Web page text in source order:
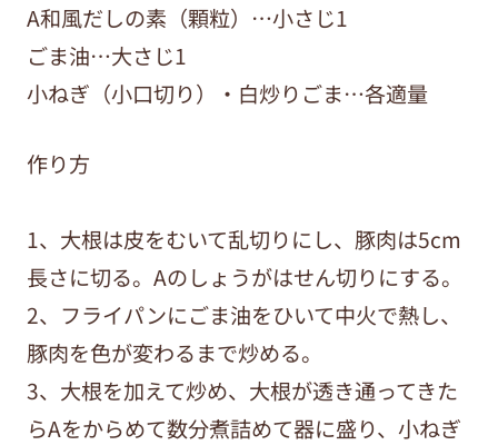
A和風だしの素（顆粒）…小さじ1
ごま油…大さじ1
小ねぎ（小口切り）・白炒りごま…各適量
作り方
1、大根は皮をむいて乱切りにし、豚肉は5cm
長さに切る。Aのしょうがはせん切りにする。
2、フライパンにごま油をひいて中火で熱し、
豚肉を色が変わるまで炒める。
3、大根を加えて炒め、大根が透き通ってきた
らAをからめて数分煮詰めて器に盛り、小ねぎ